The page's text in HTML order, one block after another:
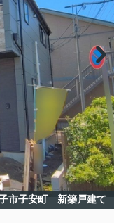
市子安町 新築戸建て